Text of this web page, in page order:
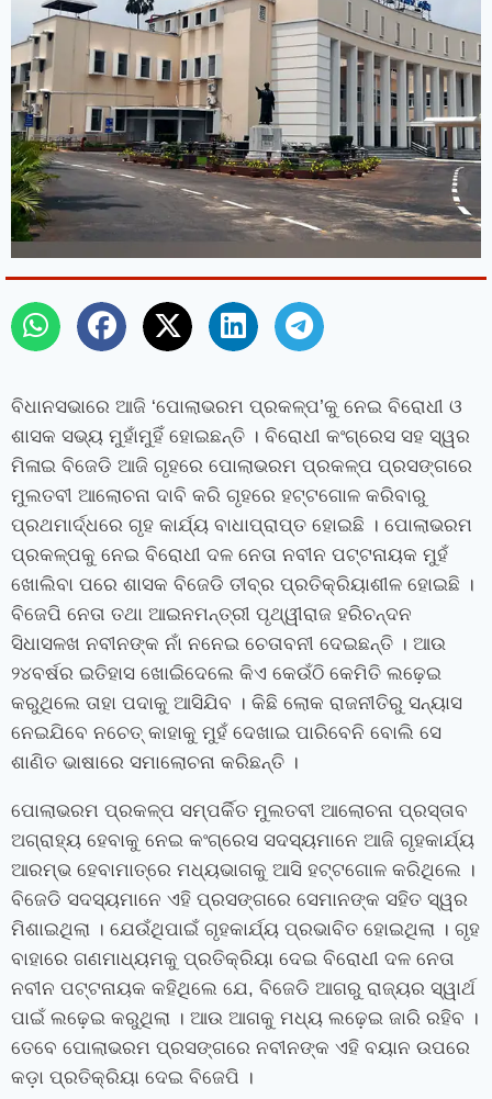
ବିଧାନସଭାରେ ଆଜି ‘ପୋଲାଭରମ ପ୍ରକଳ୍ପ’କୁ ନେଇ ବିରୋଧୀ ଓ
ଶାସକ ସଭ୍ୟ ମୁହାଁମୁହିଁ ହୋଇଛନ୍ତି । ବିରୋଧୀ କଂଗ୍ରେସ ସହ ସ୍ୱର
ମିଳାଇ ବିଜେଡି ଆଜି ଗୃହରେ ପୋଲାଭରମ ପ୍ରକଳ୍ପ ପ୍ରସଙ୍ଗରେ
ମୁଲତବୀ ଆଲୋଚନା ଦାବି କରି ଗୃହରେ ହଟ୍ଟଗୋଳ କରିବାରୁ
ପ୍ରଥମାର୍ଦ୍ଧରେ ଗୃହ କାର୍ଯ୍ୟ ବାଧାପ୍ରାପ୍ତ ହୋଇଛି । ପୋଲାଭରମ
ପ୍ରକଳ୍ପକୁ ନେଇ ବିରୋଧୀ ଦଳ ନେତା ନବୀନ ପଟ୍ଟନାୟକ ମୁହଁ
ଖୋଲିବା ପରେ ଶାସକ ବିଜେଡି ତୀବ୍ର ପ୍ରତିକ୍ରିୟାଶୀଳ ହୋଇଛି ।
ବିଜେପି ନେତା ତଥା ଆଇନମନ୍ତ୍ରୀ ପୃଥ୍ୱୀରାଜ ହରିଚନ୍ଦନ
ସିଧାସଳଖ ନବୀନଙ୍କ ନାଁ ନନେଇ ଚେତାବନୀ ଦେଇଛନ୍ତି । ଆଉ
୨୪ବର୍ଷର ଇତିହାସ ଖୋଇିଦେଲେ କିଏ କେଉଁଠି କେମିତି ଲଢ଼େଇ
କରୁଥିଲେ ତାହା ପଦାକୁ ଆସିଯିବ । କିଛି ଲୋକ ରାଜନୀତିରୁ ସନ୍ୟାସ
ନେଇଯିବେ ନଚେତ୍ କାହାକୁ ମୁହଁ ଦେଖାଇ ପାରିବେନି ବୋଲି ସେ
ଶାଣିତ ଭାଷାରେ ସମାଲୋଚନା କରିଛନ୍ତି ।
ପୋଲାଭରମ ପ୍ରକଳ୍ପ ସମ୍ପର୍କିତ ମୁଲତବୀ ଆଲୋଚନା ପ୍ରସ୍ତାବ
ଅଗ୍ରାହ୍ୟ ହେବାକୁ ନେଇ କଂଗ୍ରେସ ସଦସ୍ୟମାନେ ଆଜି ଗୃହକାର୍ଯ୍ୟ
ଆରମ୍ଭ ହେବାମାତ୍ରେ ମଧ୍ୟଭାଗକୁ ଆସି ହଟ୍ଟଗୋଳ କରିଥିଲେ ।
ବିଜେଡି ସଦସ୍ୟମାନେ ଏହି ପ୍ରସଙ୍ଗରେ ସେମାନଙ୍କ ସହିତ ସ୍ୱର
ମିଶାଇଥିଲା । ଯେଉଁଥିପାଇଁ ଗୃହକାର୍ଯ୍ୟ ପ୍ରଭାବିତ ହୋଇଥିଲା । ଗୃହ
ବାହାରେ ଗଣମାଧ୍ୟମକୁ ପ୍ରତିକ୍ରିୟା ଦେଇ ବିରୋଧୀ ଦଳ ନେତା
ନବୀନ ପଟ୍ଟନାୟକ କହିଥିଲେ ଯେ, ବିଜେଡି ଆଗରୁ ରାଜ୍ୟର ସ୍ୱାର୍ଥ
ପାଇଁ ଲଢ଼େଇ କରୁଥିଲା । ଆଉ ଆଗକୁ ମଧ୍ୟ ଲଢ଼େଇ ଜାରି ରହିବ ।
ତେବେ ପୋଲାଭରମ ପ୍ରସଙ୍ଗରେ ନବୀନଙ୍କ ଏହି ବୟାନ ଉପରେ
କଡ଼ା ପ୍ରତିକ୍ରିୟା ଦେଇ ବିଜେପି ।